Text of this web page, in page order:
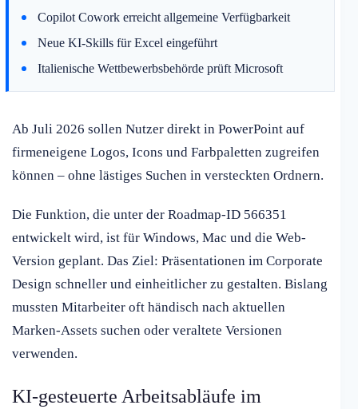
Copilot Cowork erreicht allgemeine Verfügbarkeit
Neue KI-Skills für Excel eingeführt
Italienische Wettbewerbsbehörde prüft Microsoft
Ab Juli 2026 sollen Nutzer direkt in PowerPoint auf
firmeneigene Logos, Icons und Farbpaletten zugreifen
können – ohne lästiges Suchen in versteckten Ordnern.
Die Funktion, die unter der Roadmap-ID 566351
entwickelt wird, ist für Windows, Mac und die Web-
Version geplant. Das Ziel: Präsentationen im Corporate
Design schneller und einheitlicher zu gestalten. Bislang
mussten Mitarbeiter oft händisch nach aktuellen
Marken-Assets suchen oder veraltete Versionen
verwenden.
KI-gesteuerte Arbeitsabläufe im